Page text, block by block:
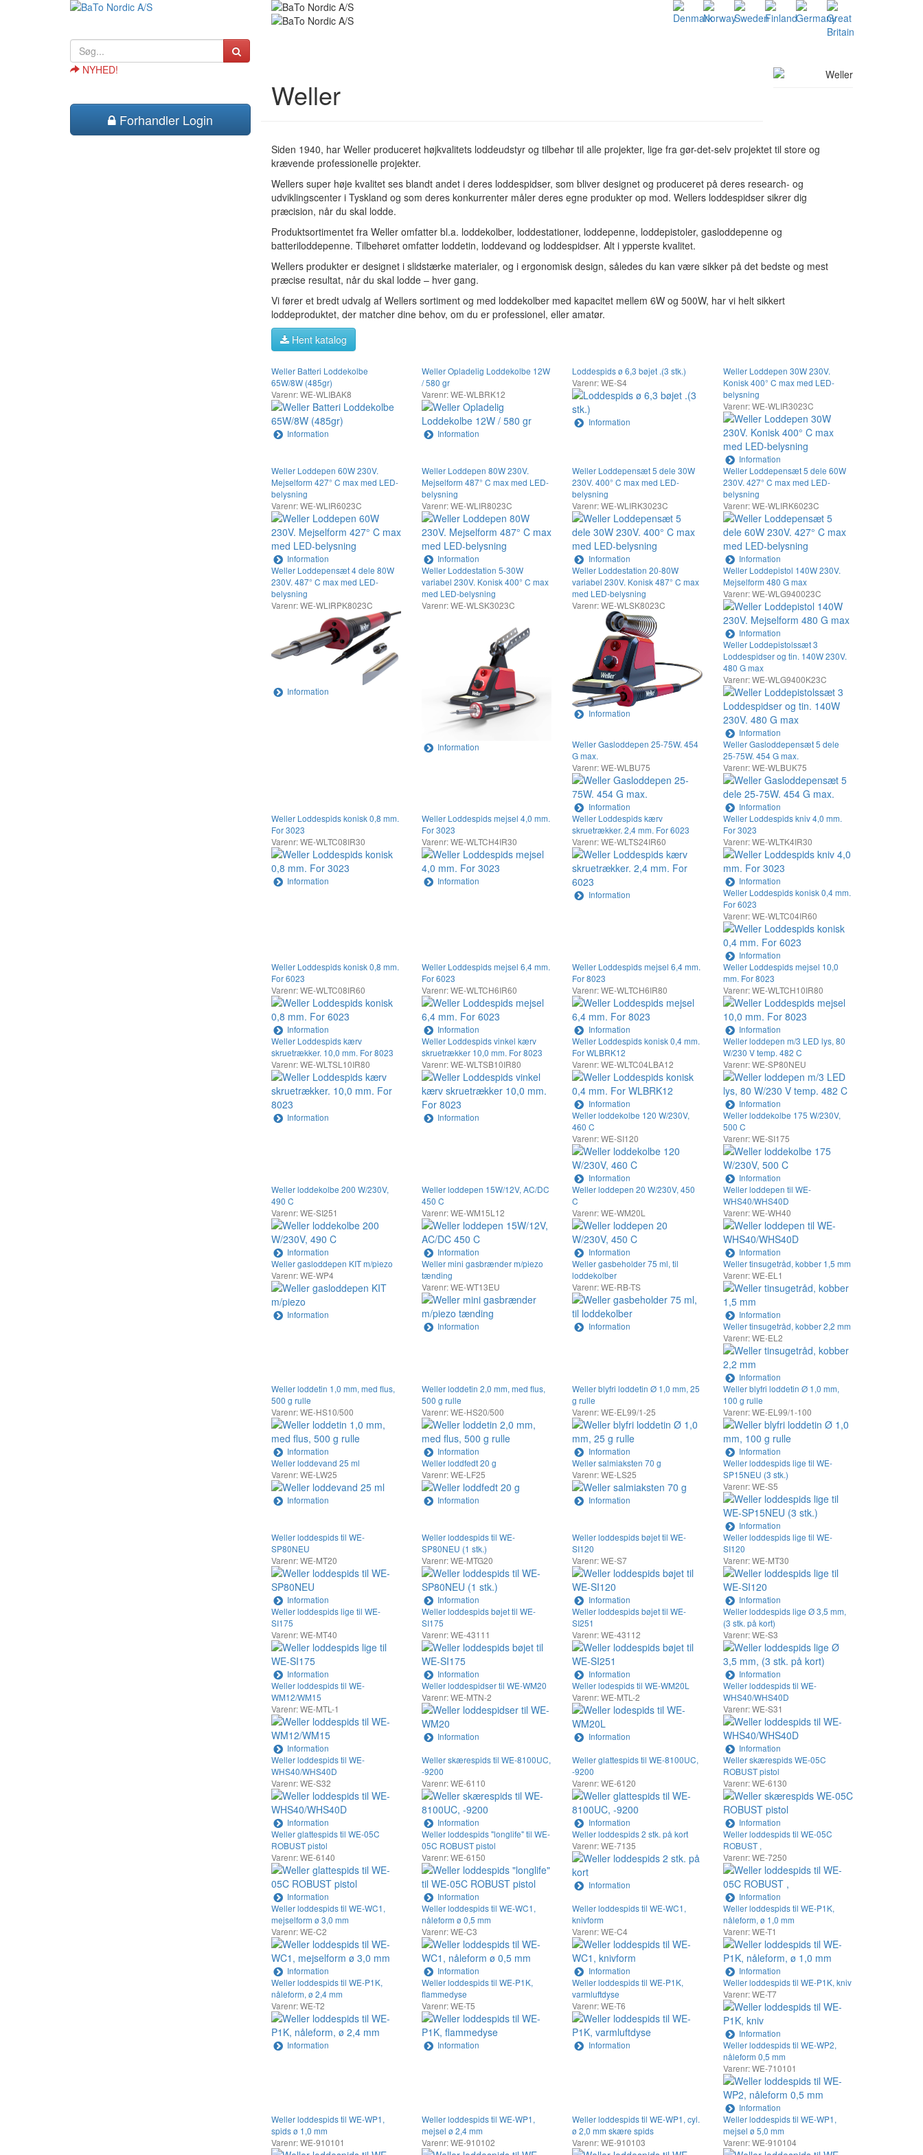
NYHED!
Forhandler Login
Weller
Siden 1940, har Weller produceret højkvalitets loddeudstyr og tilbehør til alle projekter, lige fra gør-det-selv projektet til store og
krævende professionelle projekter.
Wellers super høje kvalitet ses blandt andet i deres loddespidser, som bliver designet og produceret på deres research- og
udviklingscenter i Tyskland og som deres konkurrenter måler deres egne produkter op mod. Wellers loddespidser sikrer dig
præcision, når du skal lodde.
Produktsortimentet fra Weller omfatter bl.a. loddekolber, loddestationer, loddepenne, loddepistoler, gasloddepenne og
batteriloddepenne. Tilbehøret omfatter loddetin, loddevand og loddespidser. Alt i ypperste kvalitet.
Wellers produkter er designet i slidstærke materialer, og i ergonomisk design, således du kan være sikker på det bedste og mest
præcise resultat, når du skal lodde – hver gang.
Vi fører et bredt udvalg af Wellers sortiment og med loddekolber med kapacitet mellem 6W og 500W, har vi helt sikkert
loddeproduktet, der matcher dine behov, om du er professionel, eller amatør.
Hent katalog
Weller Batteri Loddekolbe
65W/8W (485gr)
Varenr: WE-WLIBAK8
Information
Weller Opladelig Loddekolbe 12W
/ 580 gr
Varenr: WE-WLBRK12
Information
Loddespids ø 6,3 bøjet .(3 stk.)
Varenr: WE-S4
Information
Weller Loddepen 30W 230V.
Konisk 400° C max med LED-
belysning
Varenr: WE-WLIR3023C
Information
Weller Loddepen 60W 230V.
Mejselform 427° C max med LED-
belysning
Varenr: WE-WLIR6023C
Information
Weller Loddepen 80W 230V.
Mejselform 487° C max med LED-
belysning
Varenr: WE-WLIR8023C
Information
Weller Loddepensæt 5 dele 30W
230V. 400° C max med LED-
belysning
Varenr: WE-WLIRK3023C
Information
Weller Loddepensæt 5 dele 60W
230V. 427° C max med LED-
belysning
Varenr: WE-WLIRK6023C
Information
Weller Loddepensæt 4 dele 80W
230V. 487° C max med LED-
belysning
Varenr: WE-WLIRPK8023C
Information
Weller Loddestation 5-30W
variabel 230V. Konisk 400° C max
med LED-belysning
Varenr: WE-WLSK3023C
Information
Weller Loddestation 20-80W
variabel 230V. Konisk 487° C max
med LED-belysning
Varenr: WE-WLSK8023C
Information
Weller Loddepistol 140W 230V.
Mejselform 480 G max
Varenr: WE-WLG940023C
Information
Weller Loddepistolssæt 3
Loddespidser og tin. 140W 230V.
480 G max
Varenr: WE-WLG9400K23C
Information
Weller Gasloddepen 25-75W. 454
G max.
Varenr: WE-WLBU75
Information
Weller Gasloddepensæt 5 dele
25-75W. 454 G max.
Varenr: WE-WLBUK75
Information
Weller Loddespids konisk 0,8 mm.
For 3023
Varenr: WE-WLTC08IR30
Information
Weller Loddespids mejsel 4,0 mm.
For 3023
Varenr: WE-WLTCH4IR30
Information
Weller Loddespids kærv
skruetrækker. 2,4 mm. For 6023
Varenr: WE-WLTS24IR60
Information
Weller Loddespids kniv 4,0 mm.
For 3023
Varenr: WE-WLTK4IR30
Information
Weller Loddespids konisk 0,4 mm.
For 6023
Varenr: WE-WLTC04IR60
Information
Weller Loddespids konisk 0,8 mm.
For 6023
Varenr: WE-WLTC08IR60
Information
Weller Loddespids mejsel 6,4 mm.
For 6023
Varenr: WE-WLTCH6IR60
Information
Weller Loddespids mejsel 6,4 mm.
For 8023
Varenr: WE-WLTCH6IR80
Information
Weller Loddespids mejsel 10,0
mm. For 8023
Varenr: WE-WLTCH10IR80
Information
Weller Loddespids kærv
skruetrækker. 10,0 mm. For 8023
Varenr: WE-WLTSL10IR80
Information
Weller Loddespids vinkel kærv
skruetrækker 10,0 mm. For 8023
Varenr: WE-WLTSB10IR80
Information
Weller Loddespids konisk 0,4 mm.
For WLBRK12
Varenr: WE-WLTC04LBA12
Information
Weller loddepen m/3 LED lys, 80
W/230 V temp. 482 C
Varenr: WE-SP80NEU
Information
Weller loddekolbe 120 W/230V,
460 C
Varenr: WE-SI120
Information
Weller loddekolbe 175 W/230V,
500 C
Varenr: WE-SI175
Information
Weller loddekolbe 200 W/230V,
490 C
Varenr: WE-SI251
Information
Weller loddepen 15W/12V, AC/DC
450 C
Varenr: WE-WM15L12
Information
Weller loddepen 20 W/230V, 450
C
Varenr: WE-WM20L
Information
Weller loddepen til WE-
WHS40/WHS40D
Varenr: WE-WH40
Information
Weller gasloddepen KIT m/piezo
Varenr: WE-WP4
Information
Weller mini gasbrænder m/piezo
tænding
Varenr: WE-WT13EU
Information
Weller gasbeholder 75 ml, til
loddekolber
Varenr: WE-RB-TS
Information
Weller tinsugetråd, kobber 1,5 mm
Varenr: WE-EL1
Information
Weller tinsugetråd, kobber 2,2 mm
Varenr: WE-EL2
Information
Weller loddetin 1,0 mm, med flus,
500 g rulle
Varenr: WE-HS10/500
Information
Weller loddetin 2,0 mm, med flus,
500 g rulle
Varenr: WE-HS20/500
Information
Weller blyfri loddetin Ø 1,0 mm, 25
g rulle
Varenr: WE-EL99/1-25
Information
Weller blyfri loddetin Ø 1,0 mm,
100 g rulle
Varenr: WE-EL99/1-100
Information
Weller loddevand 25 ml
Varenr: WE-LW25
Information
Weller loddfedt 20 g
Varenr: WE-LF25
Information
Weller salmiaksten 70 g
Varenr: WE-LS25
Information
Weller loddespids lige til WE-
SP15NEU (3 stk.)
Varenr: WE-S5
Information
Weller loddespids til WE-
SP80NEU
Varenr: WE-MT20
Information
Weller loddespids til WE-
SP80NEU (1 stk.)
Varenr: WE-MTG20
Information
Weller loddespids bøjet til WE-
SI120
Varenr: WE-S7
Information
Weller loddespids lige til WE-
SI120
Varenr: WE-MT30
Information
Weller loddespids lige til WE-
SI175
Varenr: WE-MT40
Information
Weller loddespids bøjet til WE-
SI175
Varenr: WE-43111
Information
Weller loddespids bøjet til WE-
SI251
Varenr: WE-43112
Information
Weller loddespids lige Ø 3,5 mm,
(3 stk. på kort)
Varenr: WE-S3
Information
Weller loddespids til WE-
WM12/WM15
Varenr: WE-MTL-1
Information
Weller loddespidser til WE-WM20
Varenr: WE-MTN-2
Information
Weller lodespids til WE-WM20L
Varenr: WE-MTL-2
Information
Weller loddespids til WE-
WHS40/WHS40D
Varenr: WE-S31
Information
Weller loddespids til WE-
WHS40/WHS40D
Varenr: WE-S32
Information
Weller skærespids til WE-8100UC,
-9200
Varenr: WE-6110
Information
Weller glattespids til WE-8100UC,
-9200
Varenr: WE-6120
Information
Weller skærespids WE-05C
ROBUST pistol
Varenr: WE-6130
Information
Weller glattespids til WE-05C
ROBUST pistol
Varenr: WE-6140
Information
Weller loddespids "longlife" til WE-
05C ROBUST pistol
Varenr: WE-6150
Information
Weller loddespids 2 stk. på kort
Varenr: WE-7135
Information
Weller loddespids til WE-05C
ROBUST ,
Varenr: WE-7250
Information
Weller loddespids til WE-WC1,
mejselform ø 3,0 mm
Varenr: WE-C2
Information
Weller loddespids til WE-WC1,
nåleform ø 0,5 mm
Varenr: WE-C3
Information
Weller loddespids til WE-WC1,
knivform
Varenr: WE-C4
Information
Weller loddespids til WE-P1K,
nåleform, ø 1,0 mm
Varenr: WE-T1
Information
Weller loddespids til WE-P1K,
nåleform, ø 2,4 mm
Varenr: WE-T2
Information
Weller loddespids til WE-P1K,
flammedyse
Varenr: WE-T5
Information
Weller loddespids til WE-P1K,
varmluftdyse
Varenr: WE-T6
Information
Weller loddespids til WE-P1K, kniv
Varenr: WE-T7
Information
Weller loddespids til WE-WP2,
nåleform 0,5 mm
Varenr: WE-710101
Information
Weller loddespids til WE-WP1,
spids ø 1,0 mm
Varenr: WE-910101
Weller loddespids til WE-WP1,
mejsel ø 2,4 mm
Varenr: WE-910102
Weller loddespids til WE-WP1, cyl.
ø 2,0 mm skære spids
Varenr: WE-910103
Weller loddespids til WE-WP1,
mejsel ø 5,0 mm
Varenr: WE-910104